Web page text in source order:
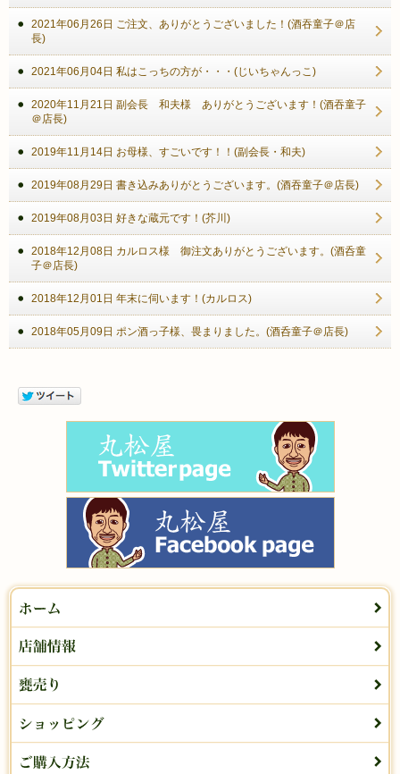
2021年06月26日 ご注文、ありがとうございました！(酒吞童子＠店
長)
2021年06月04日 私はこっちの方が・・・(じいちゃんっこ)
2020年11月21日 副会長 和夫様 ありがとうございます！(酒吞童子
＠店長)
2019年11月14日 お母様、すごいです！！(副会長・和夫)
2019年08月29日 書き込みありがとうございます。(酒吞童子＠店長)
2019年08月03日 好きな蔵元です！(芥川)
2018年12月08日 カルロス様 御注文ありがとうございます。(酒呑童
子＠店長)
2018年12月01日 年末に伺います！(カルロス)
2018年05月09日 ポン酒っ子様、畏まりました。(酒呑童子＠店長)